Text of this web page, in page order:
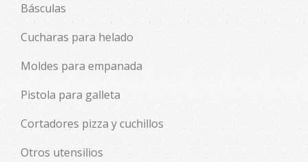
Básculas
Cucharas para helado
Moldes para empanada
Pistola para galleta
Cortadores pizza y cuchillos
Otros utensilios